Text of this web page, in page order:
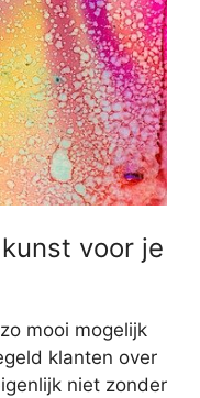
voor je
mooi mogelijk
klanten over
niet zonder